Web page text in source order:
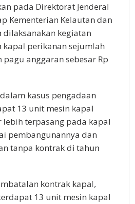
pada Direktorat Jenderal
Kementerian Kelautan dan
dilaksanakan kegiatan
kapal perikanan sejumlah
anggaran sebesar Rp
kasus pengadaan
13 unit mesin kapal
lebih terpasang pada kapal
pembangunannya dan
tanpa kontrak di tahun
kontrak kapal,
13 unit mesin kapal